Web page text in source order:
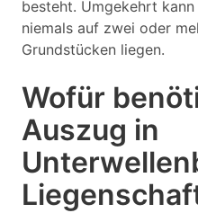
besteht. Umgekehrt
niemals auf zwei oder
Grundstücken liegen.
Wofür
Auszug in